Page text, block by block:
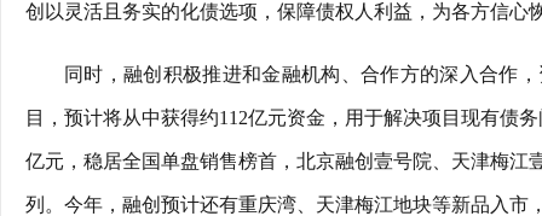
创以灵活且务实的化债选项，保障债权人利益，为各方信心
同时，融创积极推进和金融机构、合作方的深入合作
目，预计将从中获得约112亿元资金，用于解决项目现有债
亿元，稳居全国单盘销售榜首，北京融创壹号院、天津梅
列。今年，融创预计还有重庆湾、天津梅江地块等新品入